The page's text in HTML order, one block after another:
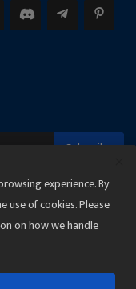
Subscribe
experience. By
use of cookies. Please
on how we handle